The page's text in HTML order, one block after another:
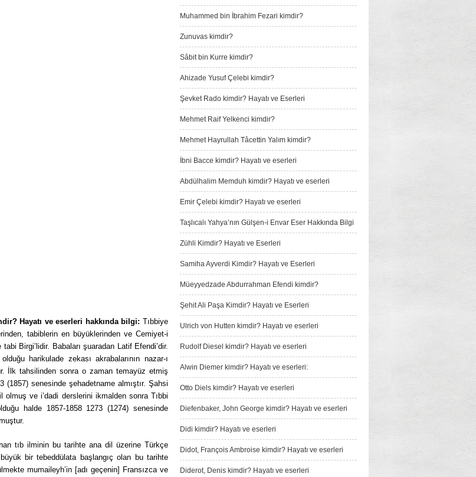
Hayatı ve eserleri hakkında bilgi: Tıbbiye
tabiblerin en büyüklerinden ve Cemiyet-i
Birgi’lidir. Babaları şuaradan Latif Efendi’dir.
olduğu harikulade zekası akrabalarının nazar-ı
İlk tahsilinden sonra o zaman temayüz etmiş
senesinde şehadetname almıştır. Şahsi
olmuş ve i’dadi derslerini ikmalden son­ra Tıbbi
halde 1857-1858 1273 (1274) senesinde
tıb ilminin bu tarihte ana dil üzerine Türkçe
bir tebeddülata başlangıç olan bu tarihte
mumaileyh’in [adı geçenin] Fransızca ve
Muhammed bin İbrahim Fezari kimdir?
Zunuvas kimdir?
Sâbit bin Kurre kimdir?
Ahizade Yusuf Çelebi kimdir?
Şevket Rado kimdir? Hayatı ve Eserleri
Mehmet Raif Yelkenci kimdir?
Mehmet Hayrullah Tâcettin Yalım kimdir?
İbni Bacce kimdir? Hayatı ve eserleri
Abdülhalim Memduh kimdir? Hayatı ve eserleri
Emir Çelebi kimdir? Hayatı ve eserleri
Taşlıcalı Yahya’nın Gülşen-i Envar Eser Hakkında Bilgi
Zühli Kimdir? Hayatı ve Eserleri
Samiha Ayverdi Kimdir? Hayatı ve Eserleri
Müeyyedzade Abdurrahman Efendi kimdir?
Şehit Ali Paşa Kimdir? Hayatı ve Eserleri
Ulrich von Hutten kimdir? Hayatı ve eserleri
Rudolf Diesel kimdir? Hayatı ve eserleri
Alwin Diemer kimdir? Hayatı ve eserleri:
Otto Diels kimdir? Hayatı ve eserleri
Diefenbaker, John George kimdir? Hayatı ve eserleri
Didi kimdir? Hayatı ve eserleri
Didot, François Ambroise kimdir? Hayatı ve eserleri
Diderot, Denis kimdir? Hayatı ve eserleri